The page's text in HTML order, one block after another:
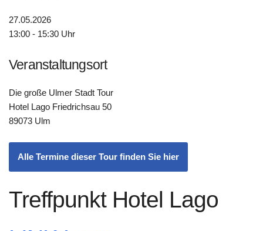
27.05.2026
13:00 - 15:30 Uhr
Veranstaltungsort
Die große Ulmer Stadt Tour
Hotel Lago Friedrichsau 50
89073 Ulm
Alle Termine dieser Tour finden Sie hier
Treffpunkt Hotel Lago